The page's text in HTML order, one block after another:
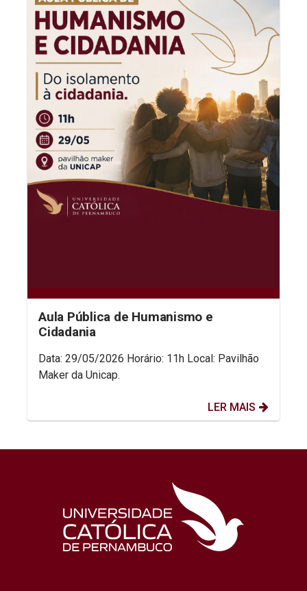
Aula Pública de Humanismo e
Cidadania
Data: 29/05/2026 Horário: 11h Local: Pavilhão
Maker da Unicap.
LER MAIS